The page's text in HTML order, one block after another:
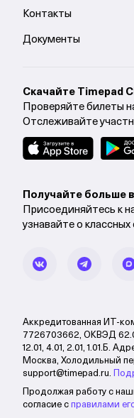
Контакты
Документы
Cкачайте Timepad
Проверяйте билеты
Отслеживайте
Получайте больше
Присоединяйтесь к
узнавайте о
Аккредитованная ИТ-
7726703662, ОКВЭД
12.01, 4.01, 2.01, 1.01.Б.
Москва, Холодильный
support@timepad.ru.
Продолжая работу с
согласие с правилами